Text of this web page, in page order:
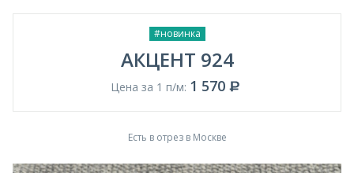
#новинка
АКЦЕНТ 924
Цена за 1 п/м: 1 570
Есть в отрез в Москве